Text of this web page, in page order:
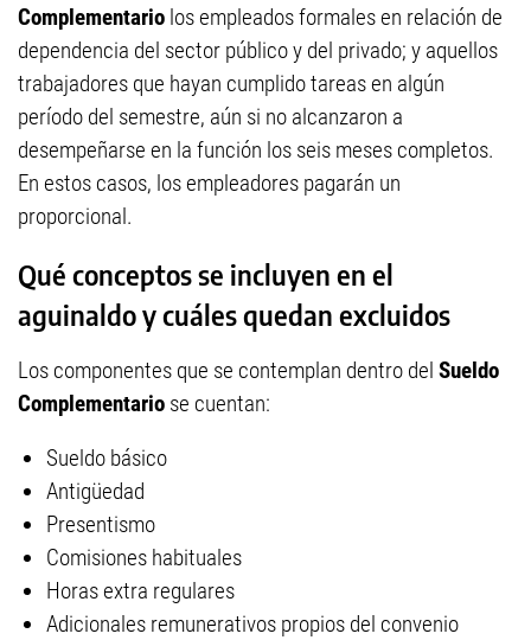
Complementario los empleados formales en relación de
dependencia del sector público y del privado; y aquellos
trabajadores que hayan cumplido tareas en algún
período del semestre, aún si no alcanzaron a
desempeñarse en la función los seis meses completos.
En estos casos, los empleadores pagarán un
proporcional.
Qué conceptos se incluyen en el
aguinaldo y cuáles quedan excluidos
Los componentes que se contemplan dentro del Sueldo
Complementario se cuentan:
Sueldo básico
Antigüedad
Presentismo
Comisiones habituales
Horas extra regulares
Adicionales remunerativos propios del convenio